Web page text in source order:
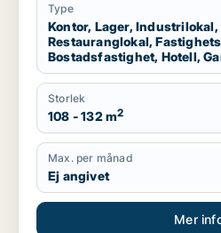
Type
Kontor, Lager,
Restauranglokal,
Bostadsfastighet, Hotell,
Storlek
108 - 132 m2
Max. per månad
Ej angivet
Mer